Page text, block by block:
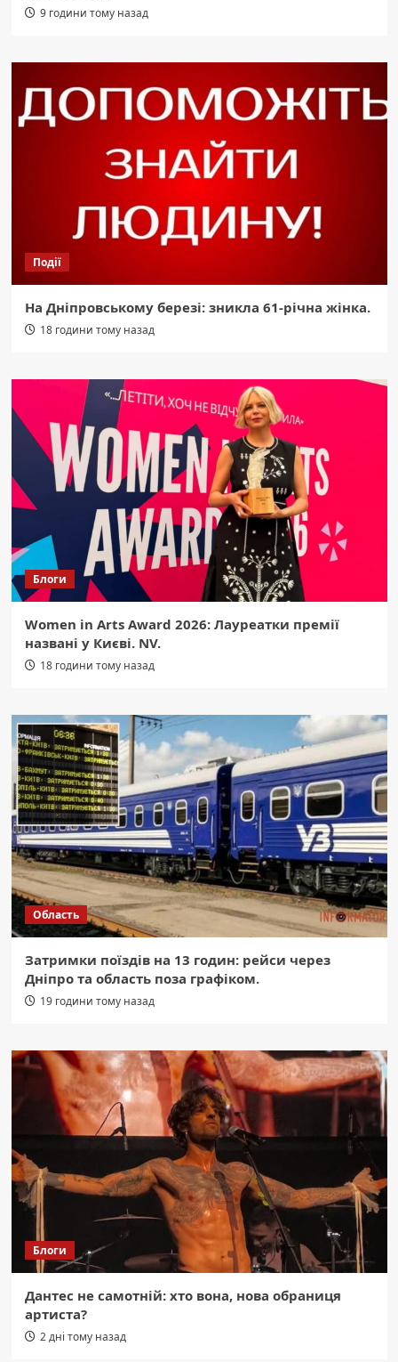
9 години тому назад
Події
На Дніпровському березі: зникла 61-річна жінка.
18 години тому назад
Блоги
Women in Arts Award 2026: Лауреатки премії
названі у Києві. NV.
18 години тому назад
Область
Затримки поїздів на 13 годин: рейси через
Дніпро та область поза графіком.
19 години тому назад
Блоги
Дантес не самотній: хто вона, нова обраниця
артиста?
2 дні тому назад